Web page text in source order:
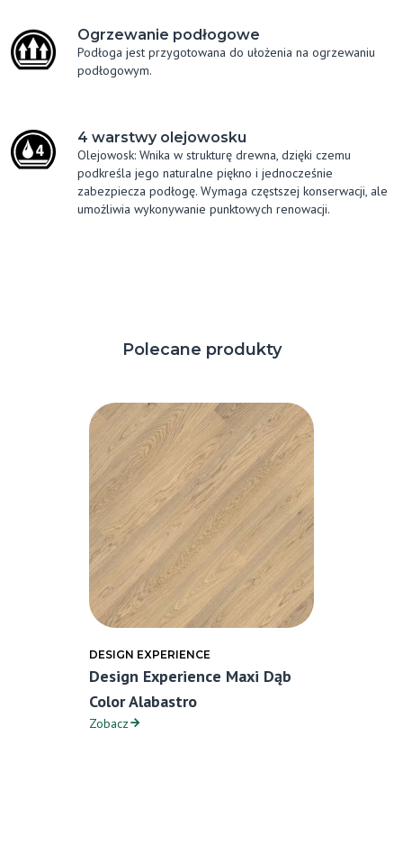
Ogrzewanie podłogowe
Podłoga jest przygotowana do ułożenia na ogrzewaniu
podłogowym.
4 warstwy olejowosku
Olejowosk: Wnika w strukturę drewna, dzięki czemu
podkreśla jego naturalne piękno i jednocześnie
zabezpiecza podłogę. Wymaga częstszej konserwacji, ale
umożliwia wykonywanie punktowych renowacji.
Polecane produkty
DESIGN EXPERIENCE
Design Experience Maxi Dąb
Color Alabastro
Zobacz